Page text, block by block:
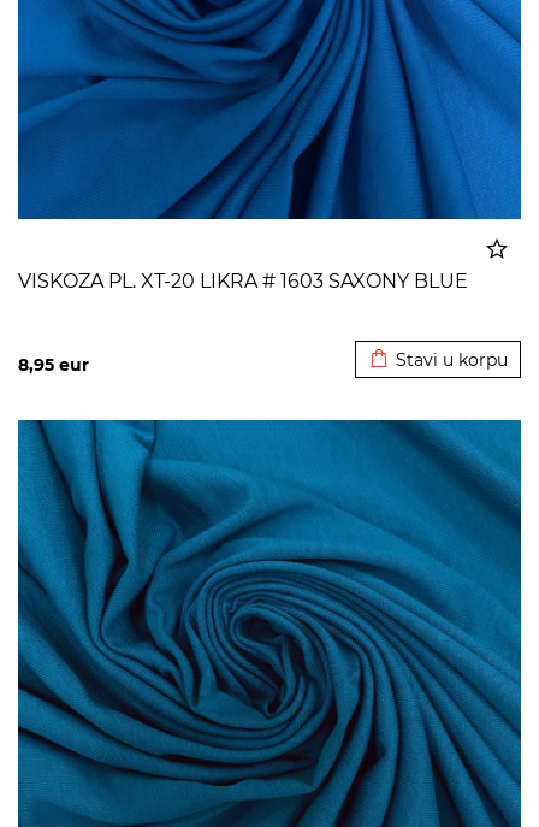
VISKOZA PL. XT-20 LIKRA # 1603 SAXONY BLUE
8,95 eur Stavi u korpu